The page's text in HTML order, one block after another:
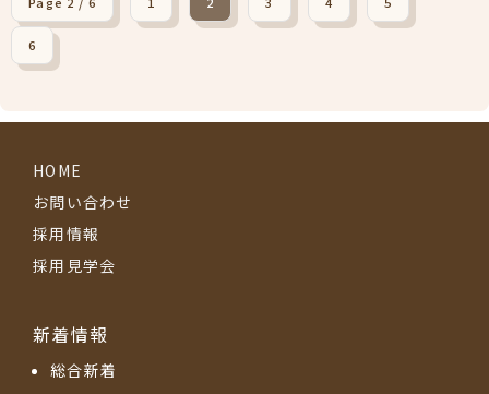
6
HOME
お問い合わせ
採用情報
採用見学会
新着情報
総合新着